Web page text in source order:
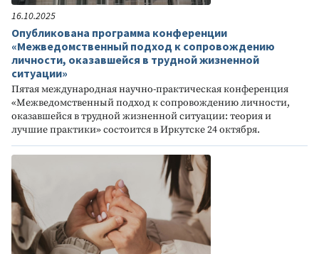
16.10.2025
Опубликована программа конференции
«Межведомственный подход к сопровождению
личности, оказавшейся в трудной жизненной
ситуации»
Пятая международная научно-практическая конференция
«Межведомственный подход к сопровождению личности,
оказавшейся в трудной жизненной ситуации: теория и
лучшие практики» состоится в Иркутске 24 октября.